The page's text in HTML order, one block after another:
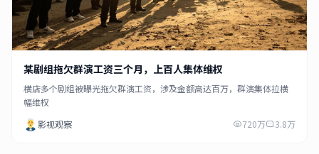
某剧组拖欠群演工资三个月，上百人集体维权
横店多个剧组被曝光拖欠群演工资，涉及金额高达百万，群演集体拉横
幅维权
影视观察
720万 3.8万